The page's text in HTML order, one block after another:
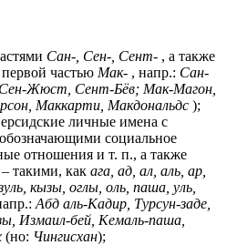
Сан-, Сен-, Сент- , а также
частью Мак- , напр.: Сан-
Жюст, Сент-Бёв; Мак-Магон,
Маккарти, Макдональдс );
личные имена с
социальное
отношения и т. п., а также
такими, как ага, ад, ал, аль, ар,
кызы, оглы, оль, паша, уль,
Абд аль-Кадир, Турсун-заде,
Измаил-бей, Кемаль-паша,
(но: Чингисхан);